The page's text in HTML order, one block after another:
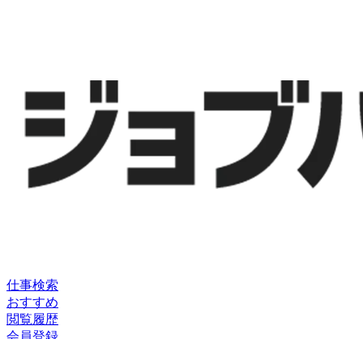
仕事検索
おすすめ
閲覧履歴
会員登録